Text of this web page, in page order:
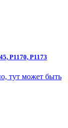
P1170, P1173
тут может быть